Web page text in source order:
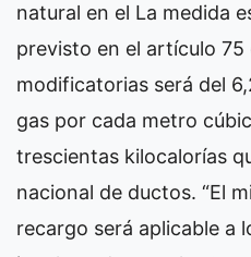
natural en el La medida
previsto en el artículo 75
modificatorias será del
gas por cada metro
trescientas kilocalorías
nacional de ductos. “El
recargo será aplicable a